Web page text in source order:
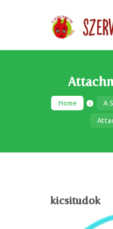
Home A
kicsitudok